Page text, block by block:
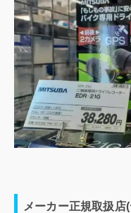
メーカー正規取扱店